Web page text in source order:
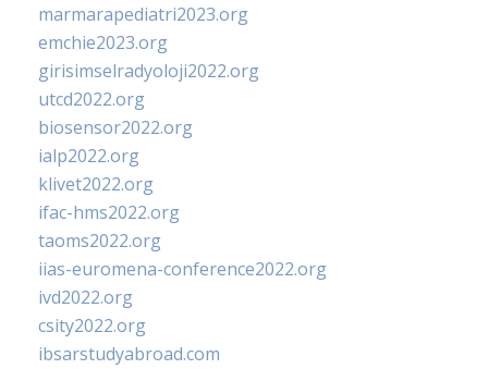
marmarapediatri2023.org
emchie2023.org
girisimselradyoloji2022.org
utcd2022.org
biosensor2022.org
ialp2022.org
klivet2022.org
ifac-hms2022.org
taoms2022.org
iias-euromena-conference2022.org
ivd2022.org
csity2022.org
ibsarstudyabroad.com